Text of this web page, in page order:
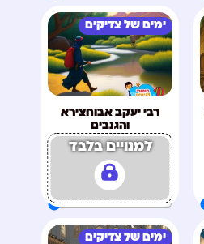
ימים של צדיקים
רבי יעקב אבוחצירא
והגנבים
למנויים בלבד
ימים של צדיקים